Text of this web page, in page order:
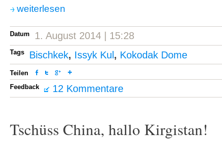
weiterlesen
Datum 1. August 2014 | 15:28
Tags Bischkek, Issyk Kul, Kokodak Dome
Teilen
Feedback
12 Kommentare
Tschüss China, hallo Kirgistan!